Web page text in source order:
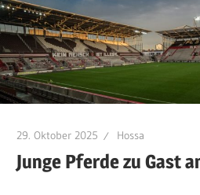
29. Oktober 2025 Hossa
Junge Pferde zu Gast